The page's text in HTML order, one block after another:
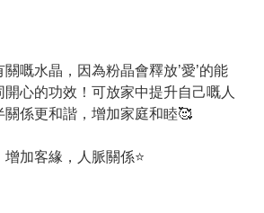
嘅水晶，因為粉晶會釋放’愛’的能
心的功效！可放家中提升自己嘅人
關係更和諧，增加家庭和睦🥰
加客緣，人脈關係⭐️